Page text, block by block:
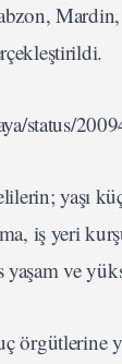
status/
yaşı
iş yeri
ve
örgütlerine